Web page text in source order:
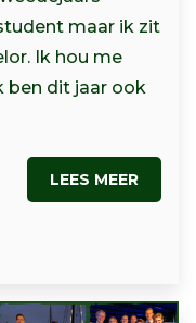
maar ik zit
Ik hou me
ben dit jaar ook
LEES MEER